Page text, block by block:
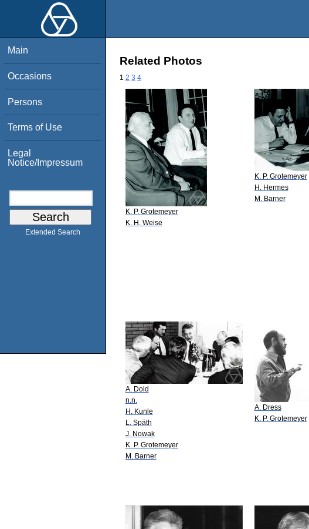
Main
Occasions
Persons
Terms of Use
Legal
Notice/Impressum
Extended Search
Related Photos
1 2 3 4
K. P. Grotemeyer
K. H. Weise
K. P. Grotemeyer
H. Hermes
M. Barner
A. Dold
n.n.
H. Kunle
L. Späth
J. Nowak
K. P. Grotemeyer
M. Barner
A. Dress
K. P. Grotemeyer